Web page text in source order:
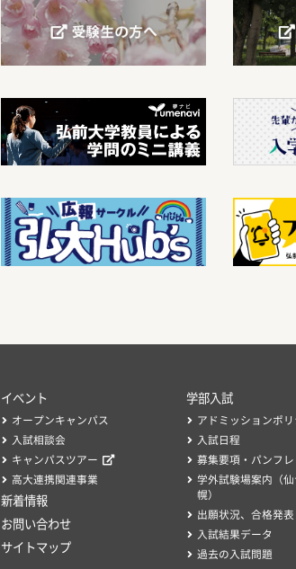
イベント
オープンキャンパス
入試相談会
キャンパスツアー
高大連携関連事業
新着情報
お問い合わせ
サイトマップ
学部入試
アドミッションポリ
学外試験場案内（仙
幌）
入試日程
募集要項・パンフレ
出願状況、合格発表
入試結果データ
過去の入試問題